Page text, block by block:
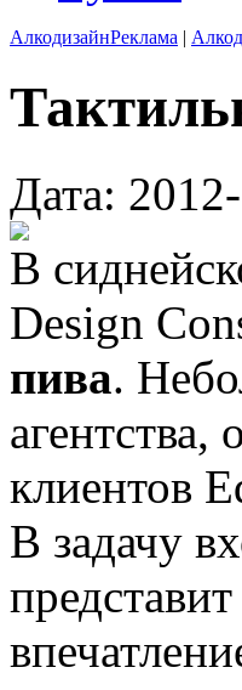
АлкодизайнРеклама |
Дата:
В
Design
пива.
агентства,
клиентов
В задачу